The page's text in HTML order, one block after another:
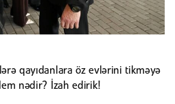
qayıdanlara öz evlərini tikməyə
nədir? İzah edirik!